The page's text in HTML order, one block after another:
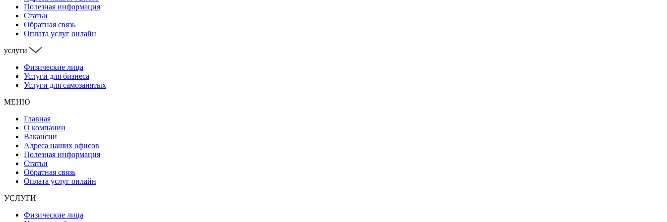
Полезная информация
Статьи
Обратная связь
Оплата услуг онлайн
услуги
Физические лица
Услуги для бизнеса
Услуги для самозанятых
МЕНЮ
Главная
О компании
Вакансии
Адреса наших офисов
Полезная информация
Статьи
Обратная связь
Оплата услуг онлайн
УСЛУГИ
Физические лица